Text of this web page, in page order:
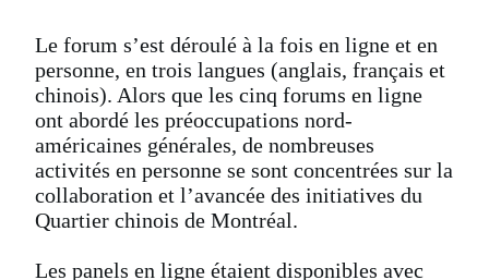
Le forum s’est déroulé à la fois en ligne et en
personne, en trois langues (anglais, français et
chinois). Alors que les cinq forums en ligne
ont abordé les préoccupations nord-
américaines générales, de nombreuses
activités en personne se sont concentrées sur la
collaboration et l’avancée des initiatives du
Quartier chinois de Montréal.
Les panels en ligne étaient disponibles avec